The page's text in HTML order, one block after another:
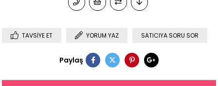
TAVSIYE ET YORUM YAZ SATICIYA SORU SOR
Paylaş